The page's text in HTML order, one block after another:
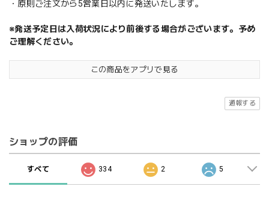
・原則ご注文から5営業日以内に発送いたします。
※発送予定日は入荷状況により前後する場合がございます。予め
ご理解ください。
この商品をアプリで見る
通報する
ショップの評価
すべて 334 2 5